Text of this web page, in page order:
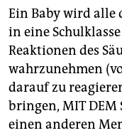
Ein Baby wird alle
in eine
Reaktionen des
wahrzunehmen
darauf zu
bringen, MIT DEM
einen anderen